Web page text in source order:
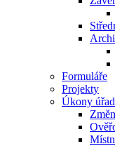
Formuláře
Projekty
Úkony